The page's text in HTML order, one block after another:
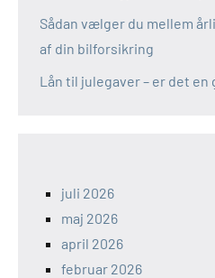
Sådan vælger du mellem
af din bilforsikring
Lån til julegaver – er det en
juli 2026
maj 2026
april 2026
februar 2026